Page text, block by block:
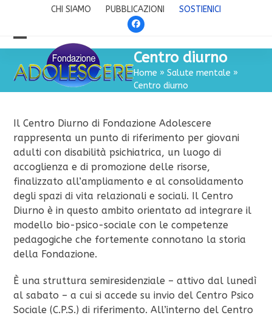
content
CHI SIAMO PUBBLICAZIONI
SOSTIENICI
Facebook
Open
mobile
menu
Close
mobile
menu
Centro diurno
Home »Salute mentale »
Centro diurno
Il Centro Diurno di Fondazione Adolescere
rappresenta un punto di riferimento per giovani
adulti con disabilità psichiatrica, un luogo di
accoglienza e di promozione delle risorse,
finalizzato all’ampliamento e al consolidamento
degli spazi di vita relazionali e sociali. Il Centro
Diurno è in questo ambito orientato ad integrare il
modello bio-psico-sociale con le competenze
pedagogiche che fortemente connotano la storia
della Fondazione.
È una struttura semiresidenziale – attivo dal lunedì
al sabato – a cui si accede su invio del Centro Psico
Sociale (C.P.S.) di riferimento. All’interno del Centro